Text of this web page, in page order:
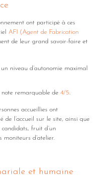
ont participé à ces
AFI (Agent de Fabrication
de leur grand savoir-faire et
niveau d’autonomie maximal
remarquable de 4/5.
accueillies ont
de l’accueil sur le site, ainsi que
fruit d’un
moniteurs d’atelier.
et humaine